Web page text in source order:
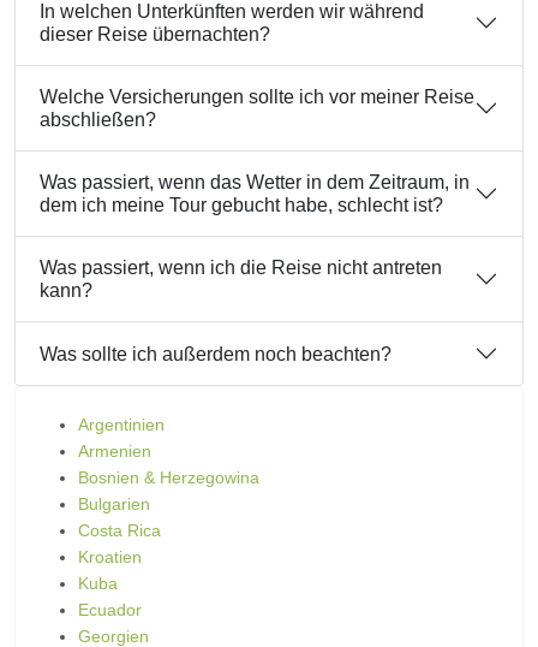
In welchen Unterkünften werden wir während
dieser Reise übernachten?
Welche Versicherungen sollte ich vor meiner Reise
abschließen?
Was passiert, wenn das Wetter in dem Zeitraum, in
dem ich meine Tour gebucht habe, schlecht ist?
Was passiert, wenn ich die Reise nicht antreten
kann?
Was sollte ich außerdem noch beachten?
Argentinien
Armenien
Bosnien & Herzegowina
Bulgarien
Costa Rica
Kroatien
Kuba
Ecuador
Georgien